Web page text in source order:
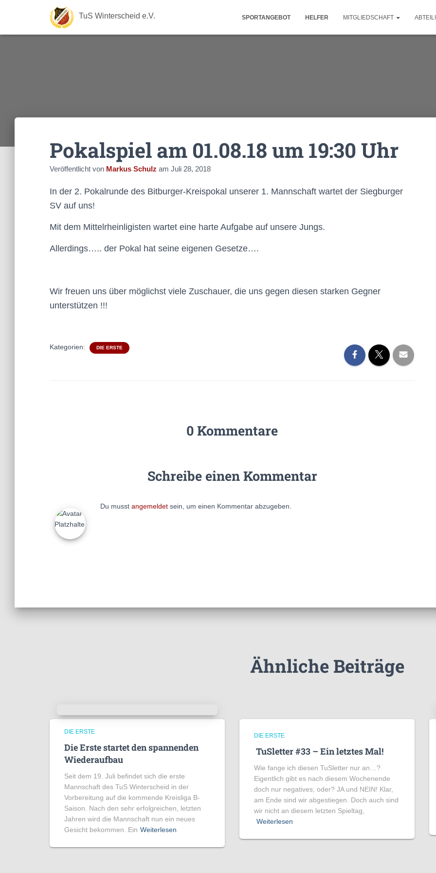
TuS Winterscheid e.V. SPORTANGEBOT HELFER MITGLIEDSCHAFT
Pokalspiel am 01.08.18 um 19:30 Uhr
Veröffentlicht von Markus Schulz am Juli 28, 2018
In der 2. Pokalrunde des Bitburger-Kreispokal unserer 1. Mannschaft wartet der Siegburger
SV auf uns!
Mit dem Mittelrheinligisten wartet eine harte Aufgabe auf unsere Jungs.
Allerdings….. der Pokal hat seine eigenen Gesetze….
Wir freuen uns über möglichst viele Zuschauer, die uns gegen diesen starken Gegner
unterstützen !!!
Kategorien: DIE ERSTE
0 Kommentare
Schreibe einen Kommentar
Du musst angemeldet sein, um einen Kommentar abzugeben.
Ähnliche Beiträge
DIE ERSTE
Die Erste startet den spannenden
Wiederaufbau
Seit dem 19. Juli befindet sich die erste
Mannschaft des TuS Winterscheid in der
Vorbereitung auf die kommende Kreisliga B-
Saison. Nach den sehr erfolgreichen, letzten
Jahren wird die Mannschaft nun ein neues
Gesicht bekommen. Ein Weiterlesen
DIE ERSTE
TuSletter #33 – Ein letztes Mal!
Wie fange ich diesen TuSletter nur an…?
Eigentlich gibt es nach diesem Wochenende
doch nur negatives, oder? JA und NEIN! Klar,
am Ende sind wir abgestiegen. Doch auch sind
wir nicht an diesem letzten Spieltag,
Weiterlesen